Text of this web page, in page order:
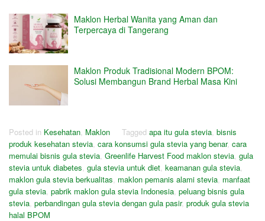
Maklon Herbal Wanita yang Aman dan
Terpercaya di Tangerang
Maklon Produk Tradisional Modern BPOM:
Solusi Membangun Brand Herbal Masa Kini
Posted in Kesehatan Maklon Tagged apa itu gula stevia bisnis
produk kesehatan stevia cara konsumsi gula stevia yang benar, cara
memulai bisnis gula stevia Greenlife Harvest Food maklon stevia gula
stevia untuk diabetes gula stevia untuk diet keamanan gula stevia
maklon gula stevia berkualitas maklon pemanis alami stevia manfaat
gula stevia pabrik maklon gula stevia Indonesia peluang bisnis gula
stevia perbandingan gula stevia dengan gula pasir, produk gula stevia
halal BPOM